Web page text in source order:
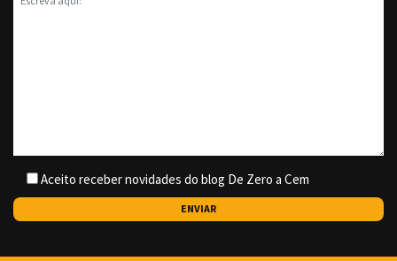
Aceito receber novidades do blog De Zero a Cem